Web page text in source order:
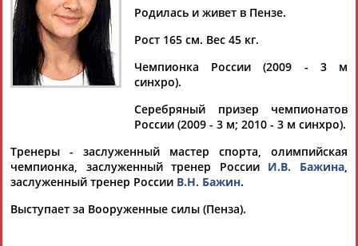
Дмитрий
АБАРЕНОВ
Тамилла
АБАСОВА
Рамазан
АБАЧАРАЕВ
АБАШИДЗЕ
АББАТЕ-
БУЛАТОВА
АББЯСОВА
АБДИКАРИМОВААБДРАХМАНОВ
Родилась и живет в Пензе.
Рост 165 см. Вес 45 кг.
Чемпионка России (2009 - 3 м
синхро).
Серебряный призер чемпионатов
России (2009 - 3 м; 2010 - 3 м синхро).
Тренеры - заслуженный мастер спорта, олимпийская
чемпионка, заслуженный тренер России И.В. Бажина,
заслуженный тренер России В.Н. Бажин.
Выступает за Вооруженные силы (Пенза).